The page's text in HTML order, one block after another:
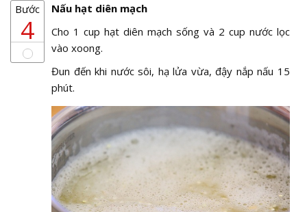
Bước
4
Nấu hạt diên mạch
Cho 1 cup hạt diên mạch sống và 2 cup nước lọc
vào xoong.
Đun đến khi nước sôi, hạ lửa vừa, đậy nắp nấu 15
phút.